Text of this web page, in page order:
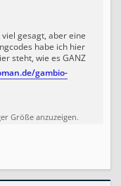
gesagt, aber eine
habe ich hier
steht, wie es GANZ
gambio-
Größe anzuzeigen.